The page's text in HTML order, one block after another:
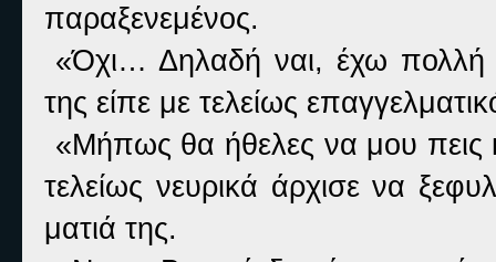
παραξενεμένος.
«Όχι… Δηλαδή ναι, έχω πολλή
της είπε με τελείως
«Μήπως θα ήθελες να μου πεις
τελείως νευρικά άρχισε να
ματιά της.